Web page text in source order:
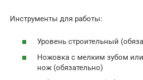
Инструменты для работы:
Уровень строительный
Ножовка с мелким зубом
нож (обязательно)